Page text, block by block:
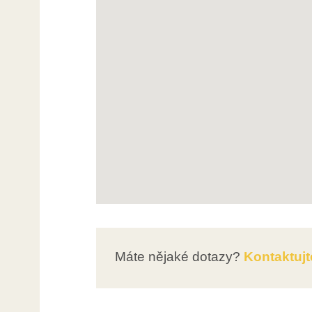
Máte nějaké dotazy?